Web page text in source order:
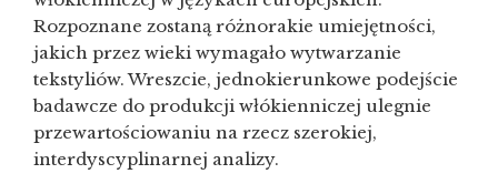
Rozpoznane zostaną różnorakie umiejętności,
jakich przez wieki wymagało wytwarzanie
tekstyliów. Wreszcie, jednokierunkowe podejście
badawcze do produkcji włókienniczej ulegnie
przewartościowaniu na rzecz szerokiej,
interdyscyplinarnej analizy.